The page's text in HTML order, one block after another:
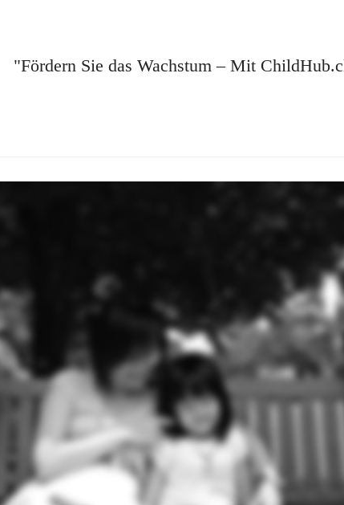
"Fördern Sie das Wachstum – Mit